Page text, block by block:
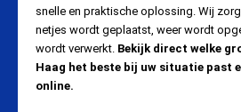
snelle en praktische oplossing. Wij
netjes wordt geplaatst, weer wordt
wordt verwerkt. Bekijk direct welke
Haag het beste bij uw situatie past
online.